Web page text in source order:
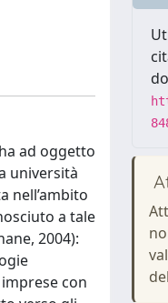
ad oggetto
università
nell’ambito
a tale
2004):
con